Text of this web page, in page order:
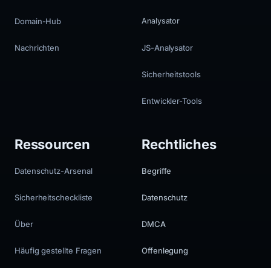
Domain-Hub
Nachrichten
Analysator
JS-Analysator
Sicherheitstools
Entwickler-Tools
Ressourcen
Datenschutz-Arsenal
Sicherheitscheckliste
Über
Häufig gestellte Fragen
Rechtliches
Begriffe
Datenschutz
DMCA
Offenlegung